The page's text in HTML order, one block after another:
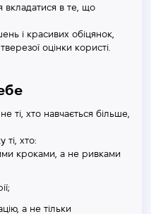
вкладатися в те, що
і красивих обіцянок,
оцінки користі.
ті, хто навчається більше,
хто:
кроками, а не ривками
а не тільки